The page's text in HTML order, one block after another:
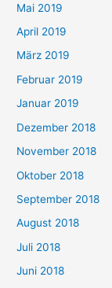
Mai 2019
April 2019
März 2019
Februar 2019
Januar 2019
Dezember 2018
November 2018
Oktober 2018
September 2018
August 2018
Juli 2018
Juni 2018